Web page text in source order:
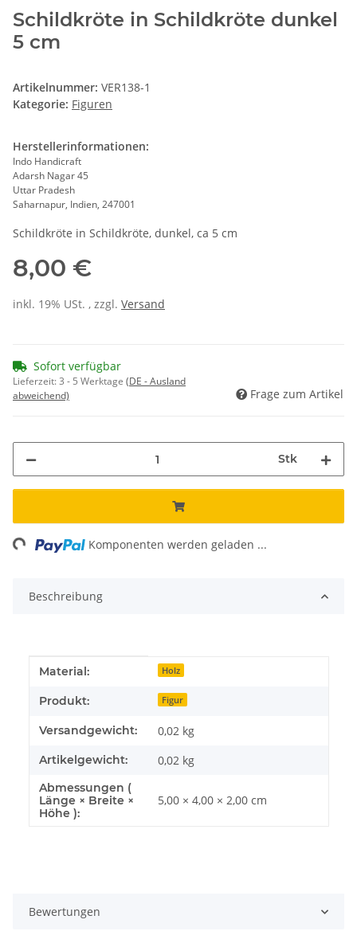
Schildkröte in Schildkröte dunkel
5 cm
Artikelnummer: VER138-1
Kategorie: Figuren
Herstellerinformationen:
Indo Handicraft
Adarsh Nagar 45
Uttar Pradesh
Saharnapur, Indien, 247001
Schildkröte in Schildkröte, dunkel, ca 5 cm
8,00 €
inkl. 19% USt. , zzgl. Versand
Sofort verfügbar
Lieferzeit:3 - 5 Werktage (DE - Ausland
abweichend)
Frage zum Artikel
Stk
Komponenten werden geladen ...
Beschreibung
Produkteigenschaft
Wert
Material: Holz
Produkt: Figur
Versandgewicht: 0,02 kg
Artikelgewicht: 0,02 kg
Abmessungen (
Länge × Breite ×
Höhe ):
5,00 × 4,00 × 2,00 cm
Bewertungen